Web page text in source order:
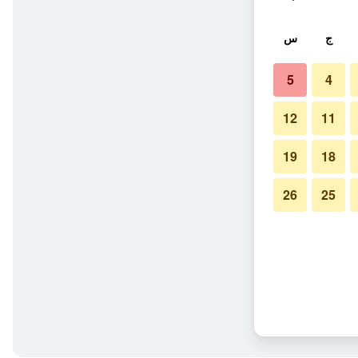
ج س
4
5
11
12
18
19
25
26